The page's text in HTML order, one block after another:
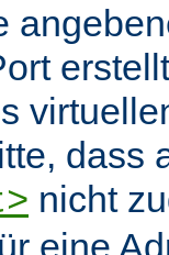
dass
nicht
eine